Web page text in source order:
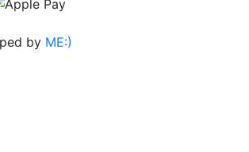
by ME:)